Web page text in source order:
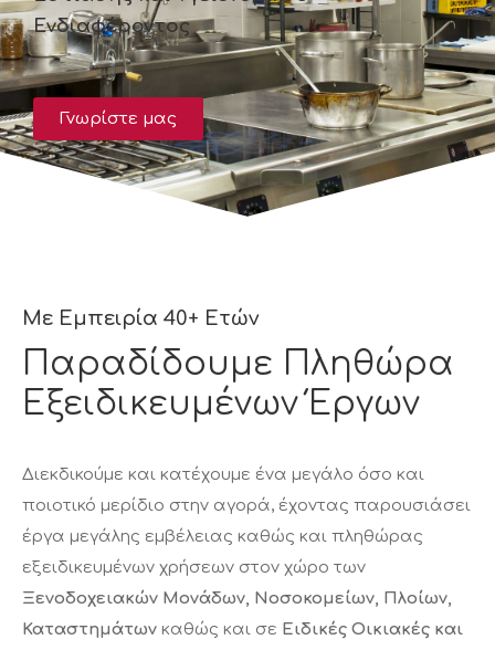
Ενδιαφέροντος
Γνωρίστε μας
Με Εμπειρία 40+ Ετών
Παραδίδουμε Πληθώρα
Εξειδικευμένων Έργων
Διεκδικούμε και κατέχουμε ένα μεγάλο όσο και
ποιοτικό μερίδιο στην αγορά, έχοντας παρουσιάσει
έργα μεγάλης εμβέλειας καθώς και πληθώρας
εξειδικευμένων χρήσεων στον χώρο των
Ξενοδοχειακών Μονάδων, Νοσοκομείων, Πλοίων,
Καταστημάτων καθώς και σε Ειδικές Οικιακές και